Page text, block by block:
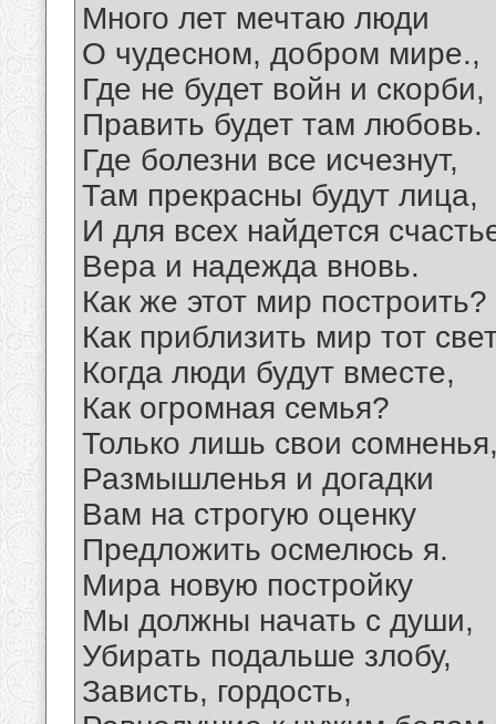
Много лет мечтаю люди
О чудесном, добром мире.,
Где не будет войн и скорби,
Править будет там любовь.
Где болезни все исчезнут,
Там прекрасны будут лица,
И для всех найдется
Вера и надежда вновь.
Как же этот мир построить?
Как приблизить мир тот
Когда люди будут вместе,
Как огромная семья?
Только лишь свои
Размышленья и догадки
Вам на строгую оценку
Предложить осмелюсь я.
Мира новую постройку
Мы должны начать с души,
Убирать подальше злобу,
Зависть, гордость,